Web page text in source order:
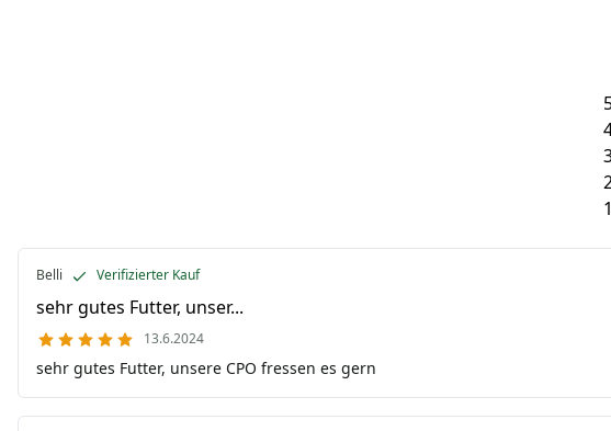
1
Belli Verifizierter Kauf
sehr gutes Futter, unser...
13.6.2024
sehr gutes Futter, unsere CPO fressen es gern